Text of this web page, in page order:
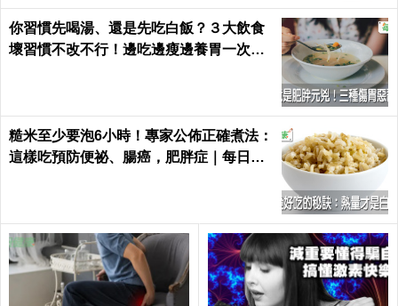
你習慣先喝湯、還是先吃白飯？３大飲食
壞習慣不改不行！邊吃邊瘦邊養胃一次做
糙米至少要泡6小時！專家公佈正確煮法：
這樣吃預防便祕、腸癌，肥胖症｜每日健